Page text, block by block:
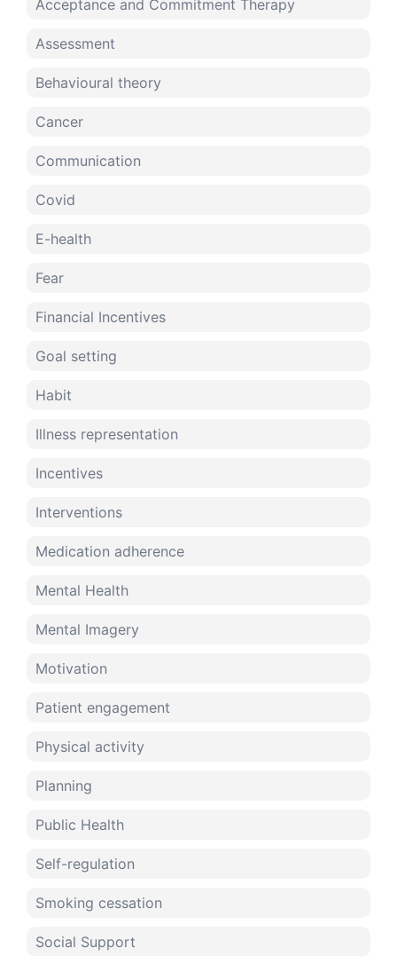
Acceptance and Commitment Therapy
Assessment
Behavioural theory
Cancer
Communication
Covid
E-health
Fear
Financial Incentives
Goal setting
Habit
Illness representation
Incentives
Interventions
Medication adherence
Mental Health
Mental Imagery
Motivation
Patient engagement
Physical activity
Planning
Public Health
Self-regulation
Smoking cessation
Social Support